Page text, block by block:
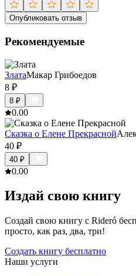
Опубликовать отзыв
Рекомендуемые
ЗлатаМакар Грибоедов
8 ₽
8 ₽
0.00
Сказка о Елене Прекрасной
40 ₽
40 ₽
0.00
Издай свою книгу
Создай свою книгу с Rideró
просто, как раз, два, три!
Создать книгу бесплатно
Наши услуги